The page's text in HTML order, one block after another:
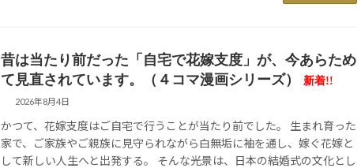
昔は当たり前だった「自宅で花嫁支度」が、今あらため
て見直されています。（４コマ漫画シリーズ）
新着!!
2026年8月4日
かつて、花嫁支度はご自宅で行うことが当たり前でした。 生まれ育った
家で、ご家族やご親族に見守られながら白無垢に袖を通し、嫁ぐ花嫁と
して新しい人生へと出発する。 そんな光景は、日本の結婚式の文化とし